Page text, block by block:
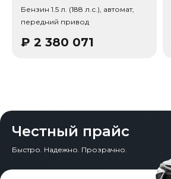
Бензин 1.5 л. (188 л.с.), автомат,
передний привод
₽ 2 380 071
Честный прайс
Быстро. Надежно. Прозрачно.